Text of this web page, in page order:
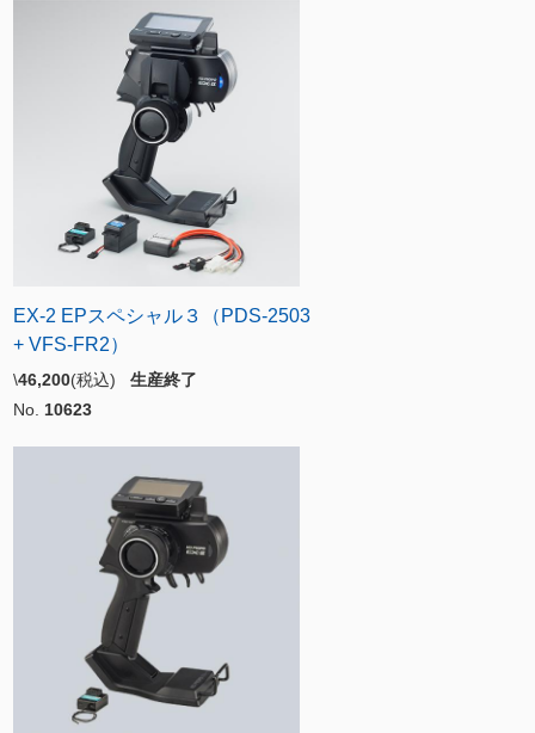
EX-2 EPスペシャル３（PDS-2503
+ VFS-FR2）
\46,200(税込) 生産終了
No. 10623